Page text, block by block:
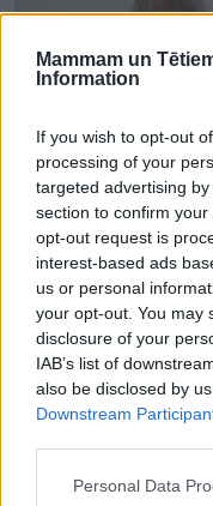
Mammam un
Information
If you wish to opt-out
processing of your
targeted advertising
section to confirm
opt-out request is
interest-based ads
us or personal
your opt-out. You may
disclosure of your
IAB’s list of
also be disclosed by
Downstream
Personal Data
AKTUALITĀTES
Bērnu joku konkursā